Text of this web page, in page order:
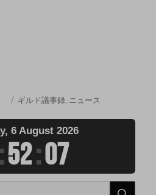
ギルド議事録, ニュース
6 August 2026
:52:08